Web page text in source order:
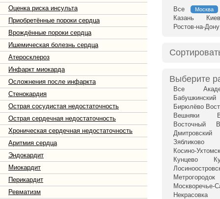
Оценка риска инсульта
Приобретённые пороки сердца
Врождённые пороки сердца
Ишемическая болезнь сердца
Атеросклероз
Инфаркт миокарда
Осложнения после инфаркта
Стенокардия
Острая сосудистая недостаточность
Острая сердечная недостаточность
Хроническая сердечная недостаточность
Аритмия сердца
Эндокардит
Миокардит
Перикардит
Ревматизм
Все Москва
Казань
Ростов-на-Дону
Выберите
Все
Бабушкинский
Бирюлёво
Вешняки
Восточный
Дмитровский
Зябликово
Косино-
Кунцево
Метрогородок
Москворечье-
Некрасовка